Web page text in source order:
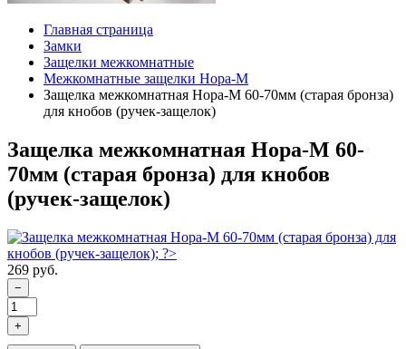
Главная страница
Замки
Защелки межкомнатные
Межкомнатные защелки Нора-М
Защелка межкомнатная Нора-М 60-70мм (старая бронза)
для кнобов (ручек-защелок)
Защелка межкомнатная Нора-М 60-
70мм (старая бронза) для кнобов
(ручек-защелок)
269 руб.
−
+